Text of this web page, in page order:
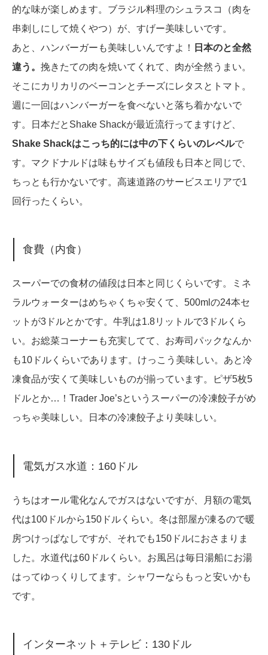
的な味が楽しめます。ブラジル料理のシュラスコ（肉を
串刺しにして焼くやつ）が、すげー美味しいです。
あと、ハンバーガーも美味しいんですよ！
日本のと全然
違う。 挽きたての肉を焼いてくれて、肉が全然うまい。
そこにカリカリのベーコンとチーズにレタスとトマト。
週に一回はハンバーガーを食べないと落ち着かないで
す。日本だとShake Shackが最近流行ってますけど、
Shake Shackはこっち的には中の下くらいのレベルで
す。マクドナルドは味もサイズも値段も日本と同じで、
ちっとも行かないです。高速道路のサービスエリアで1
回行ったくらい。
食費（内食）
スーパーでの食材の値段は日本と同じくらいです。ミネ
ラルウォーターはめちゃくちゃ安くて、500mlの24本セ
ットが3ドルとかです。牛乳は1.8リットルで3ドルくら
い。お総菜コーナーも充実してて、お寿司パックなんか
も10ドルくらいであります。けっこう美味しい。あと冷
凍食品が安くて美味しいものが揃っています。ピザ5枚5
ドルとか…！Trader Joe’sというスーパーの冷凍餃子がめ
っちゃ美味しい。日本の冷凍餃子より美味しい。
電気ガス水道：160ドル
うちはオール電化なんでガスはないですが、月額の電気
代は100ドルから150ドルくらい。冬は部屋が凍るので暖
房つけっぱなしですが、それでも150ドルにおさまりま
した。水道代は60ドルくらい。お風呂は毎日湯船にお湯
はってゆっくりしてます。シャワーならもっと安いかも
です。
インターネット＋テレビ：130ドル